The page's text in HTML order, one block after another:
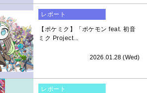
レポート
【ポケミク】「ポケモン feat. 初音
ミク Project...
2026.01.28 (Wed)
レポート